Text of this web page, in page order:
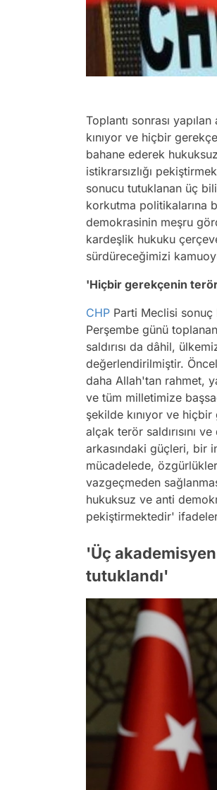
Toplantı sonrası
kınıyor ve hiçbir
bahane ederek
istikrarsızlığı
sonucu tutuklanan üç
korkutma politikalarına
demokrasinin meşru
kardeşlik hukuku
sürdüreceğimizi
'Hiçbir gerekçenin
CHP Parti Meclisi
Perşembe günü
saldırısı da dâhil,
değerlendirilmiştir.
daha Allah'tan rahmet,
ve tüm milletimize
şekilde kınıyor ve
alçak terör saldırısını
arkasındaki güçleri, bir
mücadelede,
vazgeçmeden
hukuksuz ve anti
pekiştirmektedir'
'Üç akademisyen
tutuklandı'